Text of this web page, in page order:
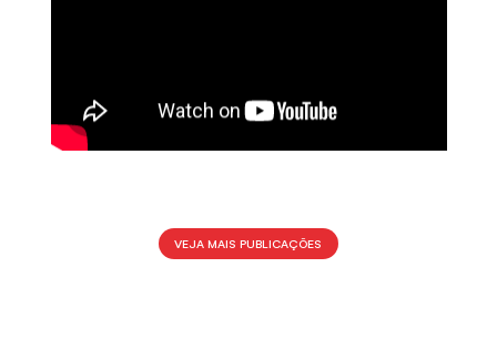
VEJA MAIS PUBLICAÇÕES